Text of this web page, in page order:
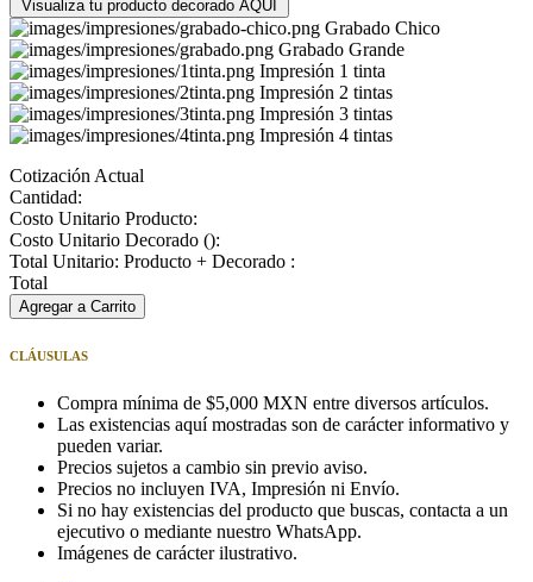
Visualiza tu producto decorado AQUÍ
Grabado Chico
Grabado Grande
Impresión 1 tinta
Impresión 2 tintas
Impresión 3 tintas
Impresión 4 tintas
Cotización Actual
Cantidad:
Costo Unitario Producto:
Costo Unitario Decorado ():
Total Unitario: Producto + Decorado :
Total
Agregar a Carrito
CLÁUSULAS
Compra mínima de $5,000 MXN entre diversos artículos.
Las existencias aquí mostradas son de carácter informativo y
pueden variar.
Precios sujetos a cambio sin previo aviso.
Precios no incluyen IVA, Impresión ni Envío.
Si no hay existencias del producto que buscas, contacta a un
ejecutivo o mediante nuestro WhatsApp.
Imágenes de carácter ilustrativo.